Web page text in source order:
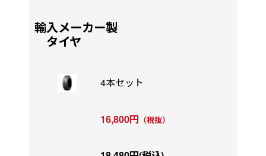
輸入メーカー製
タイヤ
4本セット
16,800円 （税抜）